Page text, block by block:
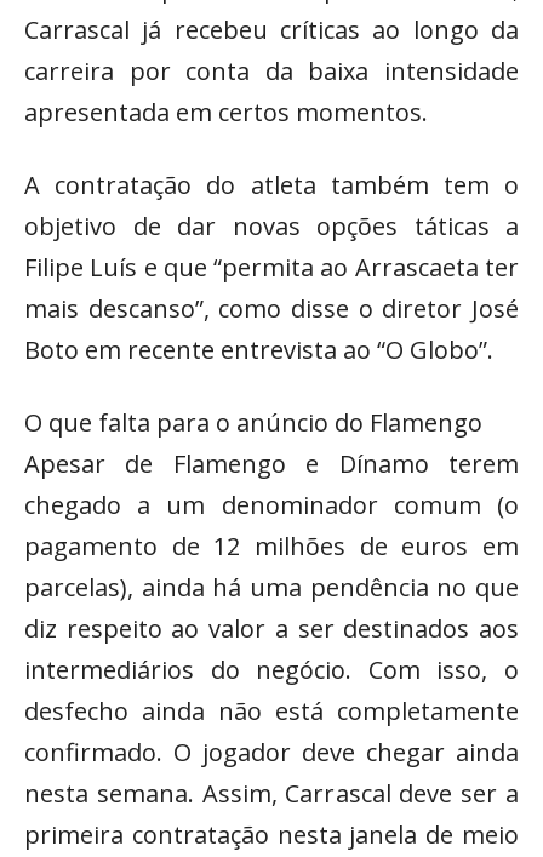
Carrascal já recebeu críticas ao longo da
carreira por conta da baixa intensidade
apresentada em certos momentos.
A contratação do atleta também tem o
objetivo de dar novas opções táticas a
Filipe Luís e que “permita ao Arrascaeta ter
mais descanso”, como disse o diretor José
Boto em recente entrevista ao “O Globo”.
O que falta para o anúncio do Flamengo
Apesar de Flamengo e Dínamo terem
chegado a um denominador comum (o
pagamento de 12 milhões de euros em
parcelas), ainda há uma pendência no que
diz respeito ao valor a ser destinados aos
intermediários do negócio. Com isso, o
desfecho ainda não está completamente
confirmado. O jogador deve chegar ainda
nesta semana. Assim, Carrascal deve ser a
primeira contratação nesta janela de meio